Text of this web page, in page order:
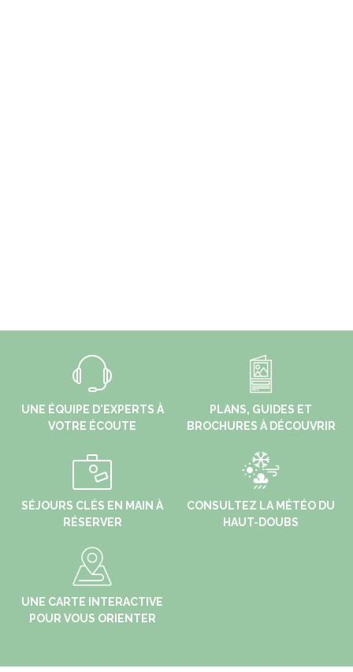
UNE ÉQUIPE D'EXPERTS À
VOTRE ÉCOUTE
PLANS, GUIDES ET
BROCHURES À DÉCOUVRIR
SÉJOURS CLÉS EN MAIN À
RÉSERVER
CONSULTEZ LA MÉTÉO DU
HAUT-DOUBS
UNE CARTE INTERACTIVE
POUR VOUS ORIENTER